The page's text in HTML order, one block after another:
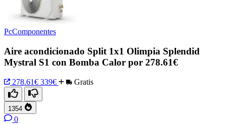
PcComponentes
Aire acondicionado Split 1x1 Olimpia Splendid
Mystral S1 con Bomba Calor por 278.61€
278.61€ 339€ Gratis
1354
0